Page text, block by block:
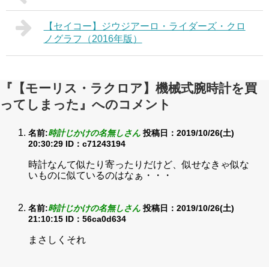
【セイコー】ジウジアーロ・ライダーズ・クロ
ノグラフ（2016年版）
『【モーリス・ラクロア】機械式腕時計を買
ってしまった』へのコメント
名前:時計じかけの名無しさん 投稿日：2019/10/26(土)
20:30:29 ID：c71243194
時計なんて似たり寄ったりだけど、似せなきゃ似な
いものに似ているのはなぁ・・・
名前:時計じかけの名無しさん 投稿日：2019/10/26(土)
21:10:15 ID：56ca0d634
まさしくそれ